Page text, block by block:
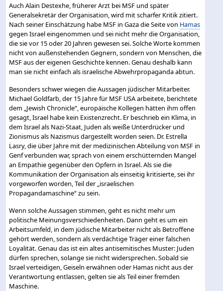
Auch Alain Destexhe, früherer Arzt bei MSF und später
Generalsekretär der Organisation, wird mit scharfer Kritik zitiert.
Nach seiner Einschätzung habe MSF in Gaza die Seite von Hamas
gegen Israel eingenommen und sei nicht mehr die Organisation,
die sie vor 15 oder 20 Jahren gewesen sei. Solche Worte kommen
nicht von außenstehenden Gegnern, sondern von Menschen, die
MSF aus der eigenen Geschichte kennen. Genau deshalb kann
man sie nicht einfach als israelische Abwehrpropaganda abtun.
Besonders schwer wiegen die Aussagen jüdischer Mitarbeiter.
Michael Goldfarb, der 15 Jahre für MSF USA arbeitete, berichtete
dem „Jewish Chronicle“, europäische Kollegen hätten ihm offen
gesagt, Israel habe kein Existenzrecht. Er beschrieb ein Klima, in
dem Israel als Nazi-Staat, Juden als weiße Unterdrücker und
Zionismus als Nazismus dargestellt worden seien. Dr. Estrella
Lasry, die über Jahre mit der medizinischen Abteilung von MSF in
Genf verbunden war, sprach von einem erschütternden Mangel
an Empathie gegenüber den Opfern in Israel. Als sie die
Kommunikation der Organisation als einseitig kritisierte, sei ihr
vorgeworfen worden, Teil der „israelischen
Propagandamaschine“ zu sein.
Wenn solche Aussagen stimmen, geht es nicht mehr um
politische Meinungsverschiedenheiten. Dann geht es um ein
Arbeitsumfeld, in dem jüdische Mitarbeiter nicht als Betroffene
gehört werden, sondern als verdächtige Träger einer falschen
Loyalität. Genau das ist ein altes antisemitisches Muster: Juden
dürfen sprechen, solange sie nicht widersprechen. Sobald sie
Israel verteidigen, Geiseln erwähnen oder Hamas nicht aus der
Verantwortung entlassen, gelten sie als Teil einer fremden
Maschine.